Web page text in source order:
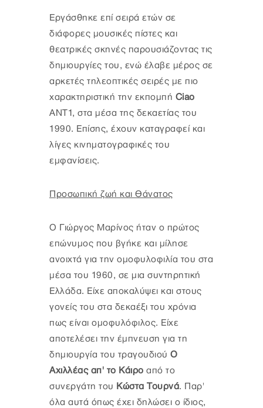
Εργάσθηκε επί σειρά ετών σε
διάφορες μουσικές πίστες και
θεατρικές σκηνές παρουσιάζοντας τις
δημιουργίες του, ενώ έλαβε μέρος σε
αρκετές τηλεοπτικές σειρές με πιο
χαρακτηριστική την εκπομπή Ciao
ANT1, στα μέσα της δεκαετίας του
1990. Επίσης, έχουν καταγραφεί και
λίγες κινηματογραφικές του
εμφανίσεις.
Προσωπική ζωή και Θάνατος
Ο Γιώργος Μαρίνος ήταν ο πρώτος
επώνυμος που βγήκε και μίλησε
ανοιχτά για την ομοφυλοφιλία του στα
μέσα του 1960, σε μια συντηρητική
Ελλάδα. Είχε αποκαλύψει και στους
γονείς του στα δεκαέξι του χρόνια
πως είναι ομοφυλόφιλος. Είχε
αποτελέσει την έμπνευση για τη
δημιουργία του τραγουδιού Ο
Αχιλλέας απ' το Κάιρο από το
συνεργάτη του Κώστα Τουρνά. Παρ'
όλα αυτά όπως έχει δηλώσει ο ίδιος,